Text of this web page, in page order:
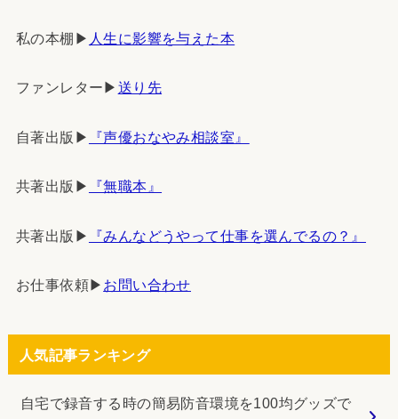
私の本棚▶︎ 人生に影響を与えた本
ファンレター▶︎ 送り先
自著出版▶︎ 『声優おなやみ相談室』
共著出版▶︎ 『無職本』
共著出版▶︎ 『みんなどうやって仕事を選んでるの？』
お仕事依頼▶︎ お問い合わせ
人気記事ランキング
自宅で録音する時の簡易防音環境を100均グッズで